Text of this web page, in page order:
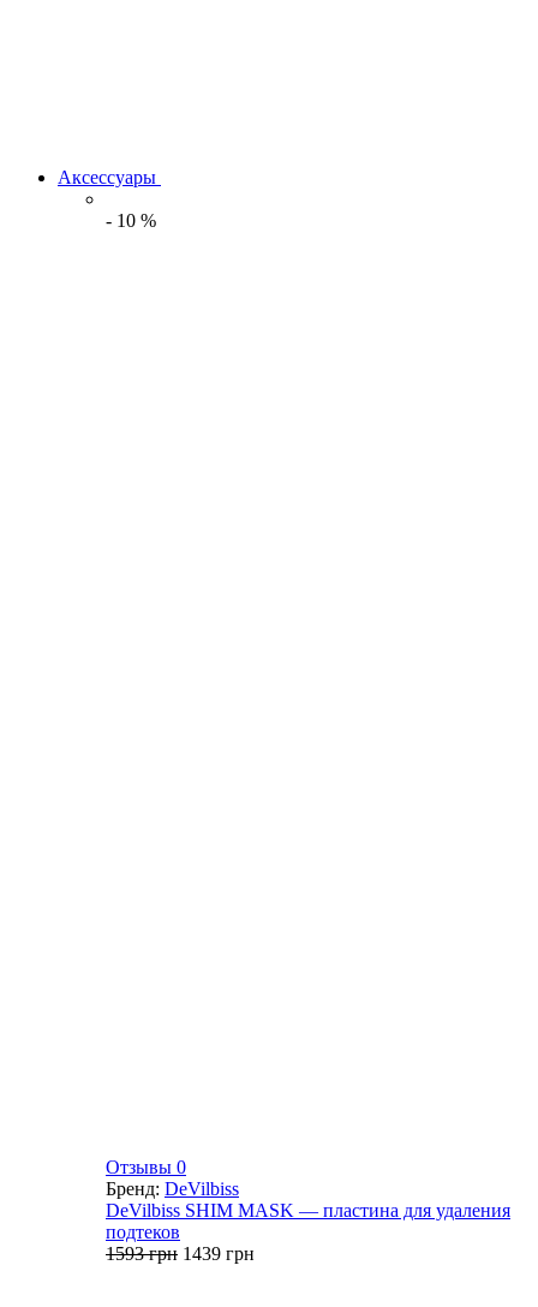
Аксессуары
- 10 %
Отзывы 0
Бренд: DeVilbiss
DeVilbiss SHIM MASK — пластина для удаления
подтеков
1593грн Первоначальная
1439 грн